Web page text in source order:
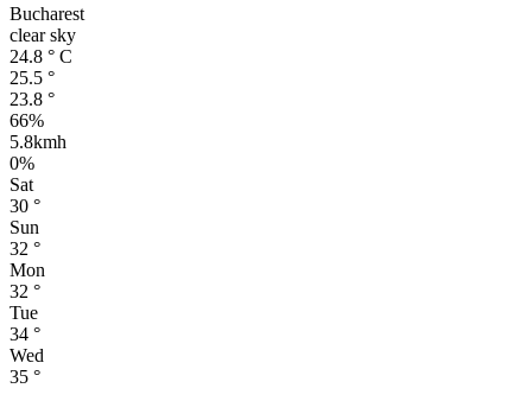
Bucharest
clear sky
24.8 ° C
25.5 °
23.8 °
66%
5.8kmh
0%
Sat
30 °
Sun
32 °
Mon
32 °
Tue
34 °
Wed
35 °